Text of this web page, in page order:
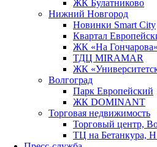
ЖК Булатниково
Нижний Новгород
Новинки Smart City
Квартал
ЖК «На Гончарова»
ТДЦ MIRAMAR
ЖК
Волгоград
Парк Европейский
ЖК DOMINANT
Торговая недвижимость
Торговый центр,
ТЦ на Бетанкура,